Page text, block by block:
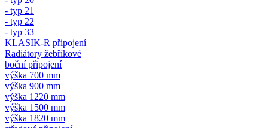
- typ 21
- typ 22
- typ 33
KLASIK-R připojení
Radiátory žebříkové
boční připojení
výška 700 mm
výška 900 mm
výška 1220 mm
výška 1500 mm
výška 1820 mm